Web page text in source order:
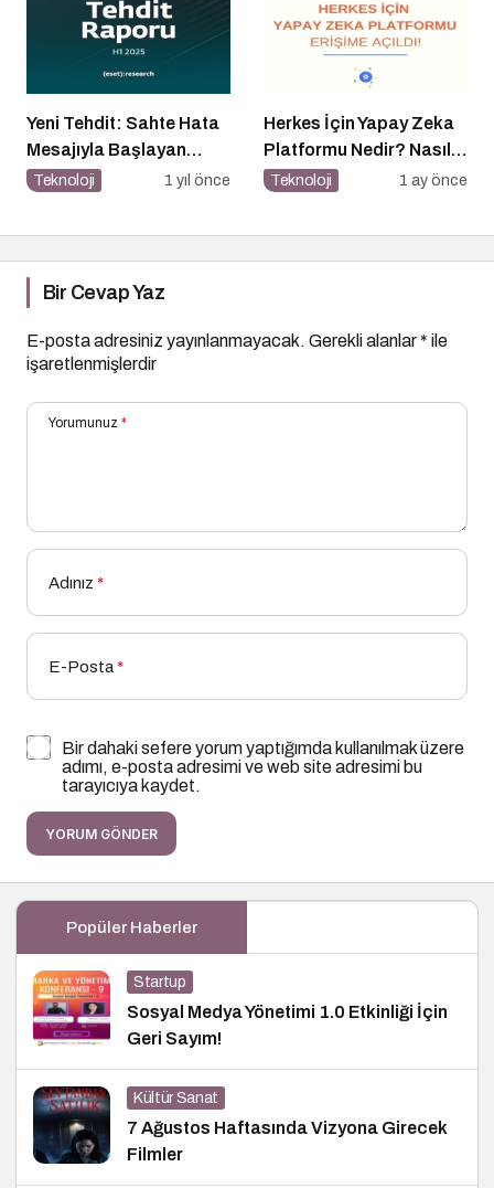
Yeni Tehdit: Sahte Hata
Mesajıyla Başlayan
Siber Saldırılar
Teknoloji 1 yıl önce
Herkes İçin Yapay Zeka
Platformu Nedir? Nasıl
Kullanılır?
Teknoloji 1 ay önce
Bir Cevap Yaz
E-posta adresiniz yayınlanmayacak. Gerekli alanlar* ile
işaretlenmişlerdir
Yorumunuz *
Adınız *
E-Posta*
Bir dahaki sefere yorum yaptığımda kullanılmak üzere
adımı, e-posta adresimi ve web site adresimi bu
tarayıcıya kaydet.
YORUM GÖNDER
Popüler Haberler
Startup
Sosyal Medya Yönetimi 1.0 Etkinliği İçin
Geri Sayım!
Kültür Sanat
7 Ağustos Haftasında Vizyona Girecek
Filmler